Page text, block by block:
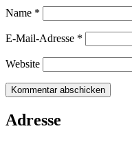
Name *
E-Mail-Adresse *
Website
Adresse